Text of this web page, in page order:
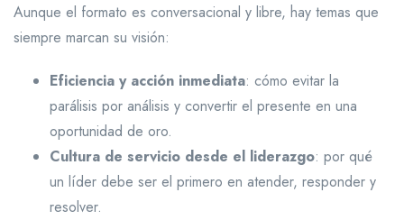
Aunque el formato es conversacional y libre, hay temas que
siempre marcan su visión:
Eficiencia y acción inmediata: cómo evitar la
parálisis por análisis y convertir el presente en una
oportunidad de oro.
Cultura de servicio desde el liderazgo: por qué
un líder debe ser el primero en atender, responder y
resolver.